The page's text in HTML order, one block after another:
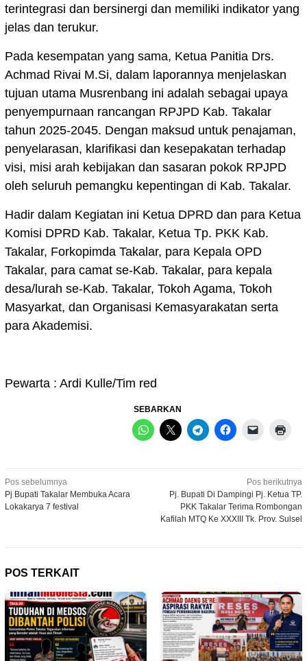
terintegrasi dan bersinergi dan memiliki indikator yang
jelas dan terukur.
Pada kesempatan yang sama, Ketua Panitia Drs.
Achmad Rivai M.Si, dalam laporannya menjelaskan
tujuan utama Musrenbang ini adalah sebagai upaya
penyempurnaan rancangan RPJPD Kab. Takalar
tahun 2025-2045. Dengan maksud untuk penajaman,
penyelarasan, klarifikasi dan kesepakatan terhadap
visi, misi arah kebijakan dan sasaran pokok RPJPD
oleh seluruh pemangku kepentingan di Kab. Takalar.
Hadir dalam Kegiatan ini Ketua DPRD dan para Ketua
Komisi DPRD Kab. Takalar, Ketua Tp. PKK Kab.
Takalar, Forkopimda Takalar, para Kepala OPD
Takalar, para camat se-Kab. Takalar, para kepala
desa/lurah se-Kab. Takalar, Tokoh Agama, Tokoh
Masyarkat, dan Organisasi Kemasyarakatan serta
para Akademisi.
Pewarta : Ardi Kulle/Tim red
SEBARKAN
Navigasi
pos
Pos sebelumnya
Pj Bupati Takalar Membuka Acara
Lokakarya 7 festival
Pos berikutnya
Pj. Bupati Di Dampingi Pj. Ketua TP.
PKK Takalar Terima Rombongan
Kafilah MTQ Ke XXXIII Tk. Prov. Sulsel
POS TERKAIT